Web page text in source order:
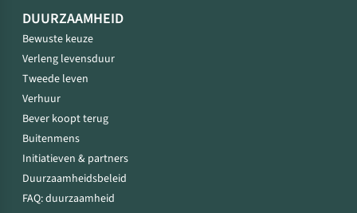
DUURZAAMHEID
Bewuste keuze
Verleng levensduur
Tweede leven
Verhuur
Bever koopt terug
Buitenmens
Initiatieven & partners
Duurzaamheidsbeleid
FAQ: duurzaamheid